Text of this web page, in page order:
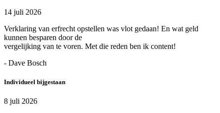
14 juli 2026
Verklaring van erfrecht opstellen was vlot gedaan! En wat geld
kunnen besparen door de
vergelijking van te voren. Met die reden ben ik content!
- Dave Bosch
Individueel bijgestaan
8 juli 2026